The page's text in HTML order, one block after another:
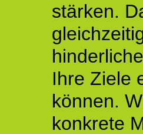
stärken.
Ihre Ziele
können.
konkrete